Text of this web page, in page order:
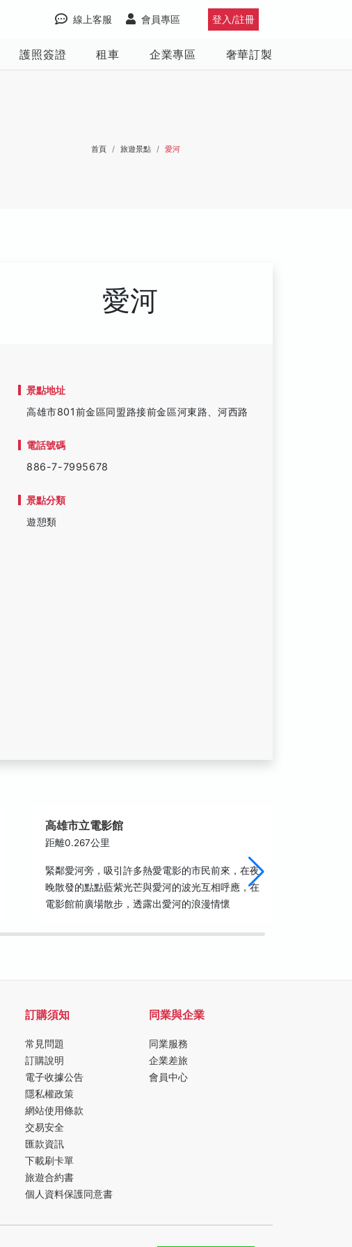
登入/註冊
會員專區
線上客服
護照簽證 租車 企業專區 奢華訂製
首頁 旅遊景點 愛河
愛河
景點地址
高雄市801前金區同盟路接前金區河東路、河西路
電話號碼
886-7-7995678
景點分類
遊憩類
高雄市立電影館
距離0.267公里
緊鄰愛河旁，吸引許多熱愛電影的市民前來，在夜
晚散發的點點藍紫光芒與愛河的波光互相呼應，在
電影館前廣場散步，透露出愛河的浪漫情懷
訂購須知
常見問題
訂購說明
電子收據公告
隱私權政策
網站使用條款
交易安全
匯款資訊
下載刷卡單
旅遊合約書
個人資料保護同意書
同業與企業
同業服務
企業差旅
會員中心